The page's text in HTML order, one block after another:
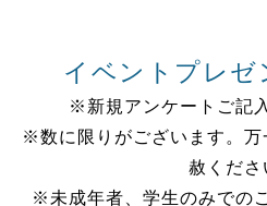
イベントプレゼ
※新規アンケートご記
※数に限りがございます。万
赦くださ
※未成年者、学生のみでの